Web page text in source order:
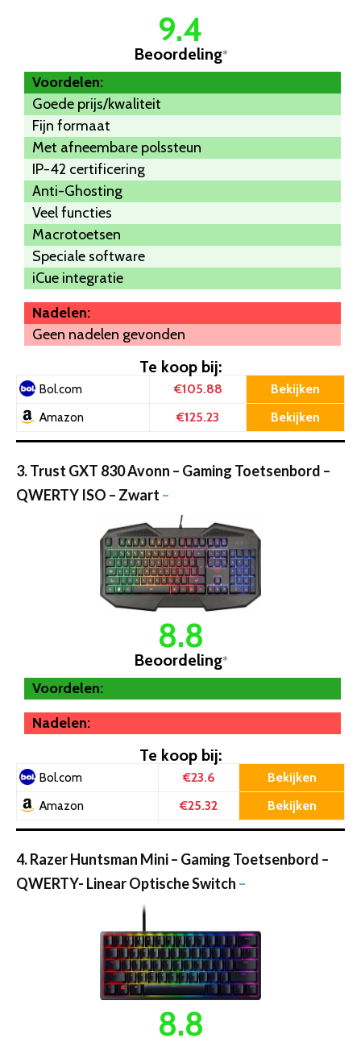
9.4
Beoordeling*
Voordelen:
Goede prijs/kwaliteit
Fijn formaat
Met afneembare polssteun
IP-42 certificering
Anti-Ghosting
Veel functies
Macrotoetsen
Speciale software
iCue integratie
Nadelen:
Geen nadelen gevonden
Te koop bij:
Bol.com €105.88 Bekijken
Amazon €125.23 Bekijken
3. Trust GXT 830 Avonn – Gaming Toetsenbord –
QWERTY ISO – Zwart –
8.8
Beoordeling*
Voordelen:
Nadelen:
Te koop bij:
Bol.com €23.6 Bekijken
Amazon €25.32 Bekijken
4. Razer Huntsman Mini – Gaming Toetsenbord –
QWERTY- Linear Optische Switch –
8.8